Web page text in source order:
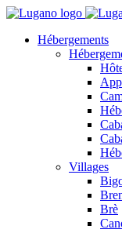
Hébergements
Villages
Brè